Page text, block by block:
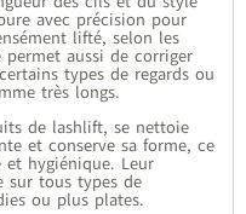
avec précision pour
lifté, selon les
aussi de corriger
types de regards ou
très longs.
de lashlift, se nettoie
et conserve sa forme, ce
hygiénique. Leur
sur tous types de
ou plus plates.